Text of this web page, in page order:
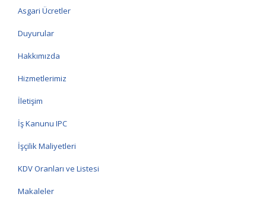
Asgari Ücretler
Duyurular
Hakkımızda
Hizmetlerimiz
İletişim
İş Kanunu IPC
İşçilik Maliyetleri
KDV Oranları ve Listesi
Makaleler